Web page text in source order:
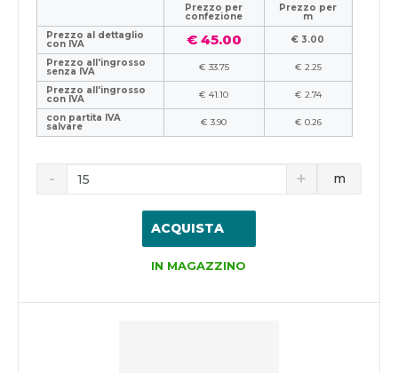
Prezzo per
confezione
Prezzo per
m
Prezzo al dettaglio
con IVA € 45.00
€ 3.00
Prezzo all'ingrosso
senza IVA € 33.75
€ 2.25
Prezzo all'ingrosso
con IVA € 41.10
€ 2.74
con partita IVA
salvare € 3.90 € 0.26
m
ACQUISTA
IN MAGAZZINO